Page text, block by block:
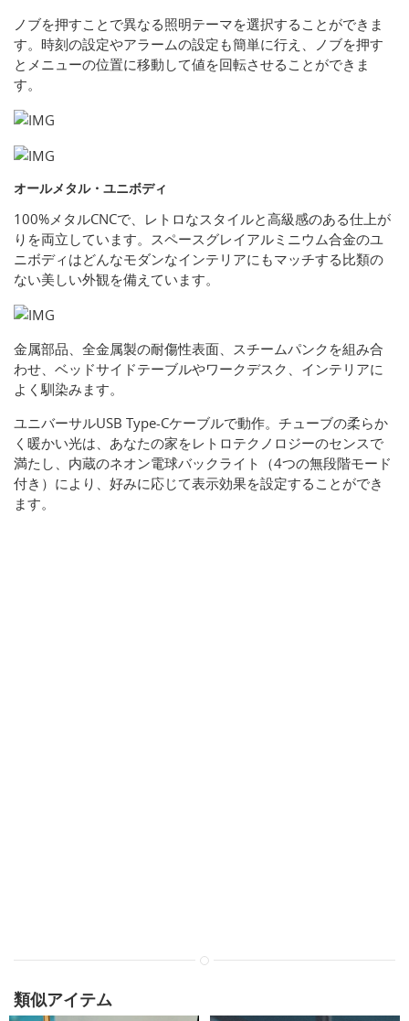
ノブを押すことで異なる照明テーマを選択することができま
す。時刻の設定やアラームの設定も簡単に行え、ノブを押す
とメニューの位置に移動して値を回転させることができま
す。
オールメタル・ユニボディ
100%メタルCNCで、レトロなスタイルと高級感のある仕上が
りを両立しています。スペースグレイアルミニウム合金のユ
ニボディはどんなモダンなインテリアにもマッチする比類の
ない美しい外観を備えています。
金属部品、全金属製の耐傷性表面、スチームパンクを組み合
わせ、ベッドサイドテーブルやワークデスク、インテリアに
よく馴染みます。
ユニバーサルUSB Type-Cケーブルで動作。チューブの柔らか
く暖かい光は、あなたの家をレトロテクノロジーのセンスで
満たし、内蔵のネオン電球バックライト（4つの無段階モード
付き）により、好みに応じて表示効果を設定することができ
ます。
類似アイテム